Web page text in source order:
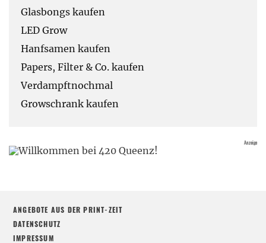
Glasbongs kaufen
LED Grow
Hanfsamen kaufen
Papers, Filter & Co. kaufen
Verdampftnochmal
Growschrank kaufen
ANGEBOTE AUS DER PRINT-ZEIT
DATENSCHUTZ
IMPRESSUM